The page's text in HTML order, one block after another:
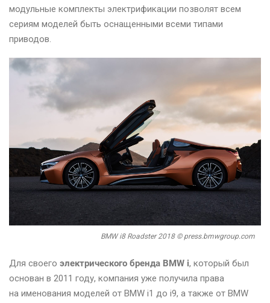
модульные комплекты электрификации позволят всем
сериям моделей быть оснащенными всеми типами
приводов.
BMW i8 Roadster 2018 © press.bmwgroup.com
Для своего электрического бренда BMW i, который был
основан в 2011 году, компания уже получила права
на именования моделей от BMW i1 до i9, а также от BMW